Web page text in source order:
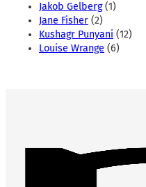
Jakob Gelberg(1)
Jane Fisher (2)
Kushagr Punyani (12)
Louise Wrange (6)